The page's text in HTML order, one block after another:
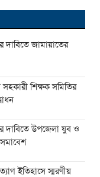
দাবিতে জামায়াতের
শিক্ষক সমিতির
দাবিতে উপজেলা যুব ও
ইতিহাসে স্মরণীয়